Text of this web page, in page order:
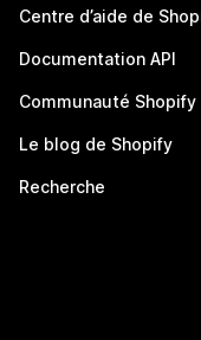
Centre d’aide de
Documentation API
Communauté Shopify
Le blog de Shopify
Recherche